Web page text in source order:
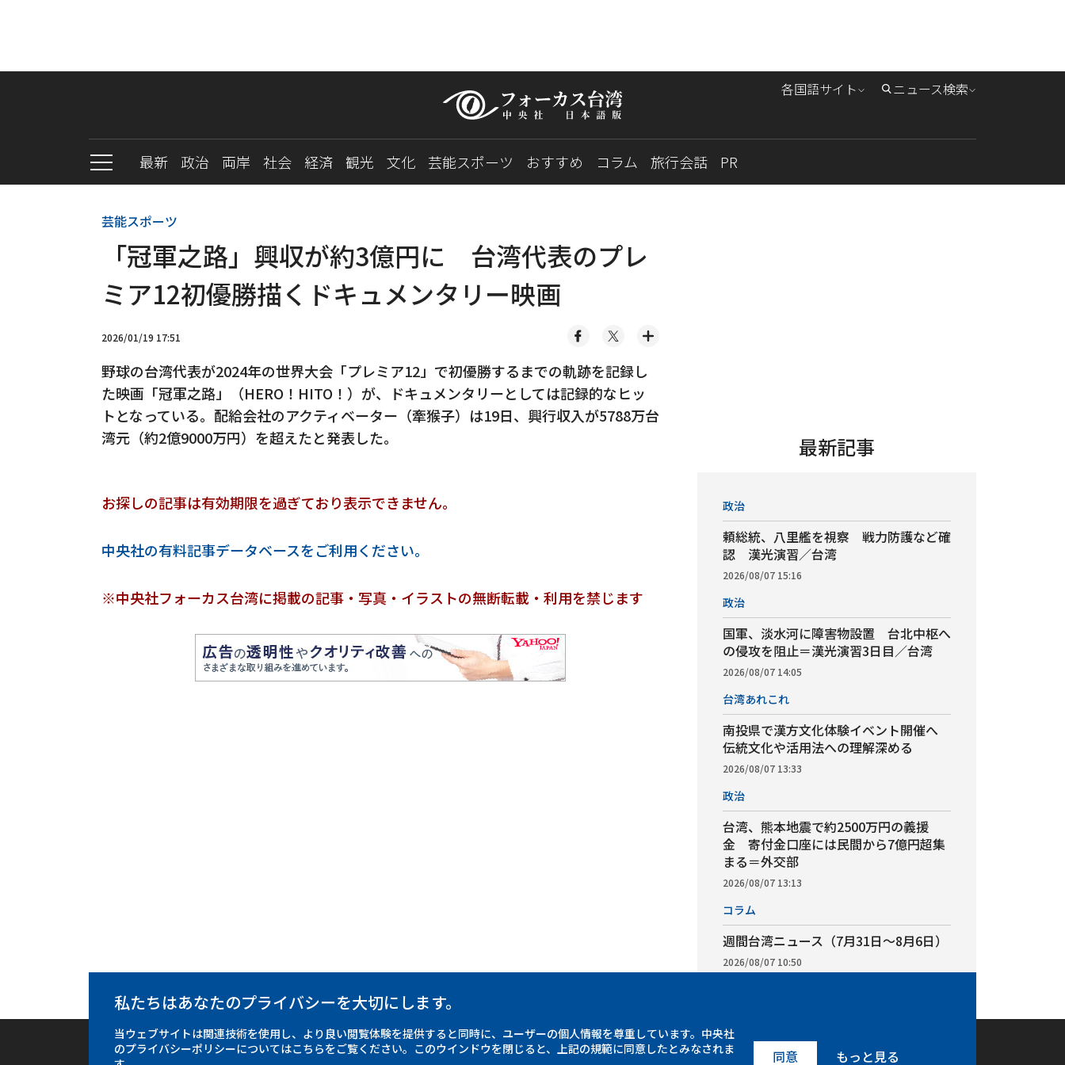
各国語サイト ニュース検索
最新 政治 両岸 社会 経済 観光 文化 芸能スポーツ おすすめ コラム 旅行会話 PR
芸能スポーツ
「冠軍之路」興収が約3億円に 台湾代表のプレ
ミア12初優勝描くドキュメンタリー映画
2026/01/19 17:51
野球の台湾代表が2024年の世界大会「プレミア12」で初優勝するまでの軌跡を記録し
た映画「冠軍之路」（HERO！HITO！）が、ドキュメンタリーとしては記録的なヒッ
トとなっている。配給会社のアクティベーター（牽猴子）は19日、興行収入が5788万台
湾元（約2億9000万円）を超えたと発表した。
お探しの記事は有効期限を過ぎており表示できません。
中央社の有料記事データベースをご利用ください。
※中央社フォーカス台湾に掲載の記事・写真・イラストの無断転載・利用を禁じます
最新記事
政治
頼総統、八里艦を視察 戦力防護など確
認 漢光演習／台湾
2026/08/07 15:16
政治
国軍、淡水河に障害物設置 台北中枢へ
の侵攻を阻止＝漢光演習3日目／台湾
2026/08/07 14:05
台湾あれこれ
南投県で漢方文化体験イベント開催へ
伝統文化や活用法への理解深める
2026/08/07 13:33
政治
台湾、熊本地震で約2500万円の義援
金 寄付金口座には民間から7億円超集
まる＝外交部
2026/08/07 13:13
コラム
週間台湾ニュース（7月31日～8月6日）
2026/08/07 10:50
フォーカス台湾 中央通訊社について 各国語サイト フォーカス台湾 SNS公式 Facebook アプリ iOS
私たちはあなたのプライバシーを大切にします。
当ウェブサイトは関連技術を使用し、より良い閲覧体験を提供すると同時に、ユーザーの個人情報を尊重しています。中央社
のプライバシーポリシーについてはこちらをご覧ください。このウインドウを閉じると、上記の規範に同意したとみなされま
同意 もっと見る